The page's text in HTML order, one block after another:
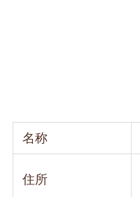
名称
住所